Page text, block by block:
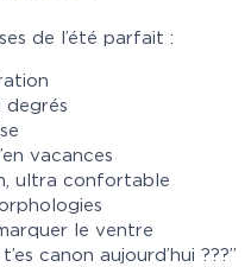
de l’été parfait :
vacances
ultra confortable
le ventre
canon aujourd’hui ???”